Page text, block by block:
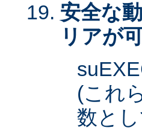
安全な
リアが
(これ
数と